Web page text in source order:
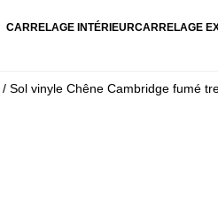
CARRELAGE INTÉRIEURCARRELAGE
/ Sol vinyle Chêne Cambridge fumé